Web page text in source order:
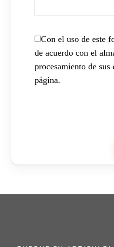
Con el uso de este
de acuerdo con el
procesamiento de sus
página.